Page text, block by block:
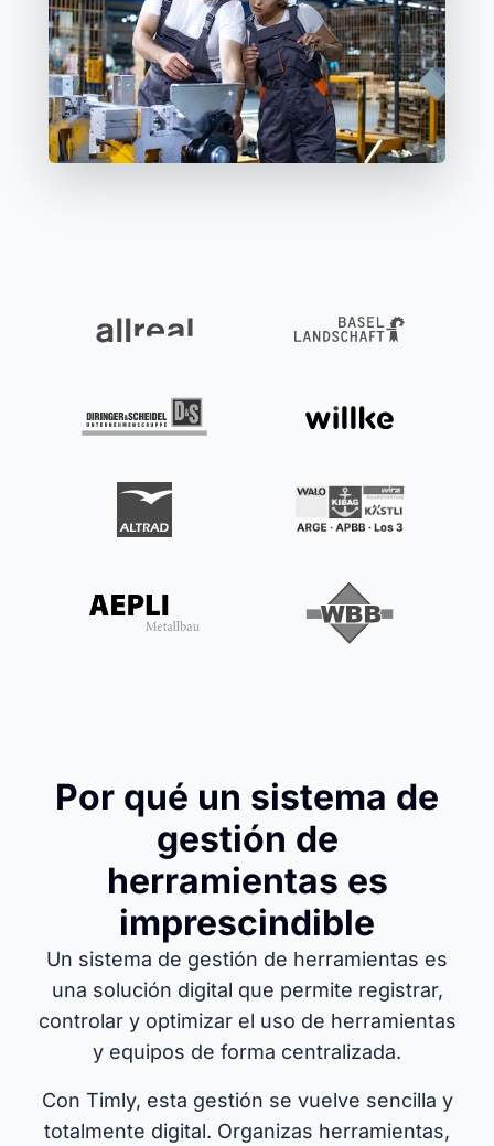
Por qué un sistema de
gestión de
herramientas es
imprescindible
Un sistema de gestión de herramientas es
una solución digital que permite registrar,
controlar y optimizar el uso de herramientas
y equipos de forma centralizada.
Con Timly, esta gestión se vuelve sencilla y
totalmente digital. Organizas herramientas,